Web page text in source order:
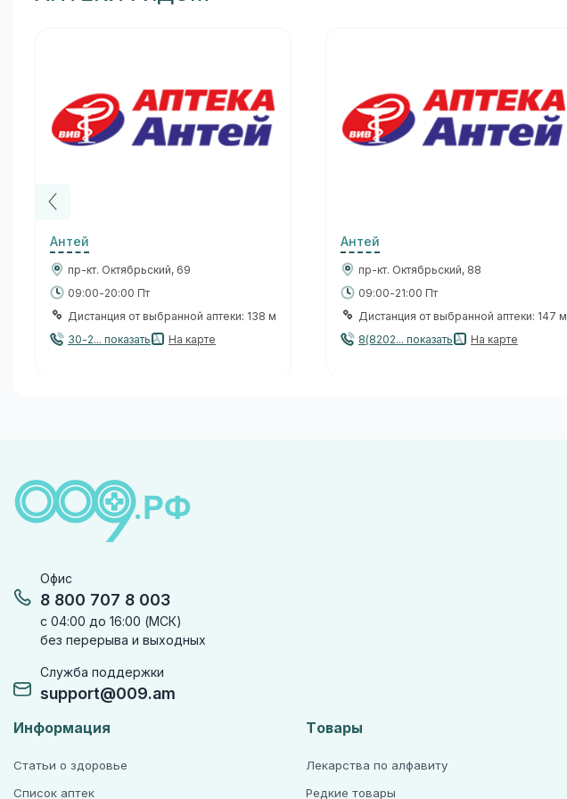
Антей
пр-кт. Октябрьский, 69
09:00-20:00 Пт
Дистанция от выбранной аптеки: 138 м
30-2... показать
На карте
Антей
пр-кт. Октябрьский, 88
09:00-21:00 Пт
Дистанция от выбранной аптеки: 147 м
8(8202... показать
На карте
Офис
8 800 707 8 003
с 04:00 до 16:00 (МСК)
без перерыва и выходных
Служба поддержки
support@009.am
Информация
Статьи о здоровье
Список аптек
Товары
Лекарства по алфавиту
Редкие товары